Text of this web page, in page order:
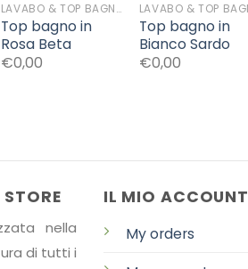
LAVABO & TOP BAGNO
Top bagno in
Rosa Beta
€0,00
Top bagno in
Bianco Sardo
€0,00
nella
di tutti i
IL MIO ACCOUNT
My orders